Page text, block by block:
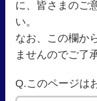
に、皆さまのご
い。
なお、この欄か
ませんのでご了
Q.このページは